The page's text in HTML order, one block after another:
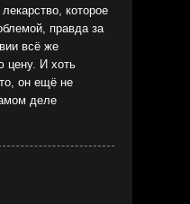
которое
правда за
всё же
цену. И хоть
он ещё не
деле